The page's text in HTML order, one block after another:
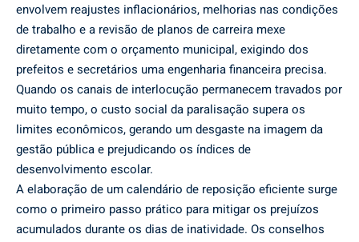
envolvem reajustes inflacionários, melhorias nas condições
de trabalho e a revisão de planos de carreira mexe
diretamente com o orçamento municipal, exigindo dos
prefeitos e secretários uma engenharia financeira precisa.
Quando os canais de interlocução permanecem travados por
muito tempo, o custo social da paralisação supera os
limites econômicos, gerando um desgaste na imagem da
gestão pública e prejudicando os índices de
desenvolvimento escolar.
A elaboração de um calendário de reposição eficiente surge
como o primeiro passo prático para mitigar os prejuízos
acumulados durante os dias de inatividade. Os conselhos